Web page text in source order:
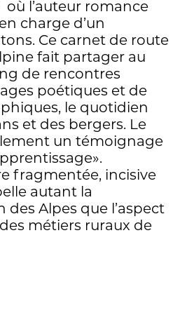
où l’auteur romance
charge d’un
Ce carnet de route
fait partager au
de rencontres
poétiques et de
le quotidien
et des bergers. Le
un témoignage
fragmentée, incisive
autant la
Alpes que l’aspect
métiers ruraux de